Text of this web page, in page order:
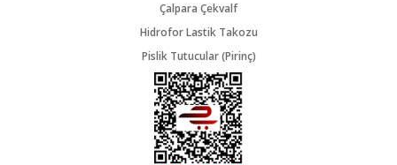
Çalpara Çekvalf
Hidrofor Lastik Takozu
Pislik Tutucular (Pirinç)